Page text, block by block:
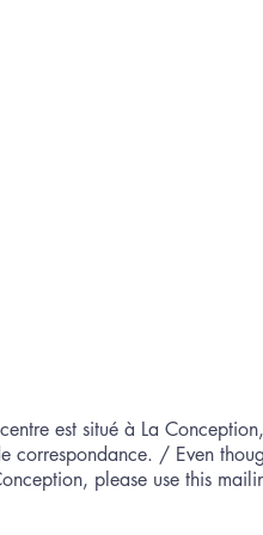
est situé à La
correspondance. / Even
please use this